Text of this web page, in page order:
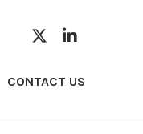
CONTACT US